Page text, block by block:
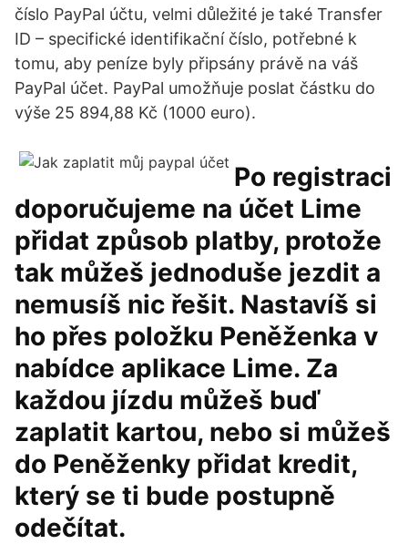
číslo PayPal účtu, velmi důležité je také Transfer
ID – specifické identifikační číslo, potřebné k
tomu, aby peníze byly připsány právě na váš
PayPal účet. PayPal umožňuje poslat částku do
výše 25 894,88 Kč (1000 euro).
Po registraci
doporučujeme na účet Lime
přidat způsob platby, protože
tak můžeš jednoduše jezdit a
nemusíš nic řešit. Nastavíš si
ho přes položku Peněženka v
nabídce aplikace Lime. Za
každou jízdu můžeš buď
zaplatit kartou, nebo si můžeš
do Peněženky přidat kredit,
který se ti bude postupně
odečítat.